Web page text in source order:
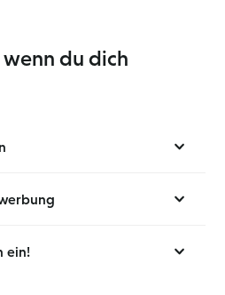
du dich
ein!